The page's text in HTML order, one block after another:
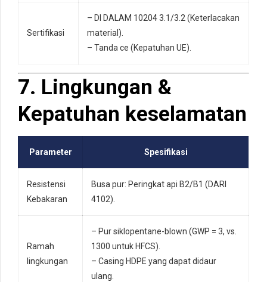
Sertifikasi
– DI DALAM 10204 3.1/3.2 (Keterlacakan
material).
– Tanda ce (Kepatuhan UE).
7. Lingkungan &
Kepatuhan keselamatan
Parameter Spesifikasi
Resistensi
Kebakaran
Busa pur: Peringkat api B2/B1 (DARI
4102).
Ramah
lingkungan
– Pur siklopentane-blown (GWP = 3, vs.
1300 untuk HFCS).
– Casing HDPE yang dapat didaur
ulang.